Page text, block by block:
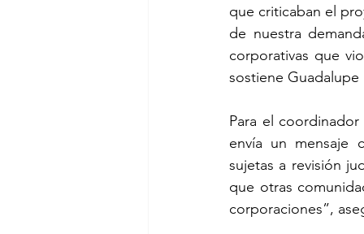
que criticaban el
de nuestra
corporativas que
sostiene
Para el coordinador
envía un mensaje
sujetas a revisión
que otras
corporaciones”,